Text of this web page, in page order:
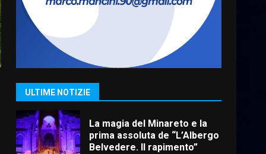
ULTIME NOTIZIE
7
3 Agosto 2026 17:22
1
Cura dei beni comuni e
cittadinanza attiva: online
l’avviso per la gestione
Laureto
6 Agosto 2026 06:20
La magia del Minareto e la
prima assoluta de “L’Albergo
Belvedere. Il rapimento”